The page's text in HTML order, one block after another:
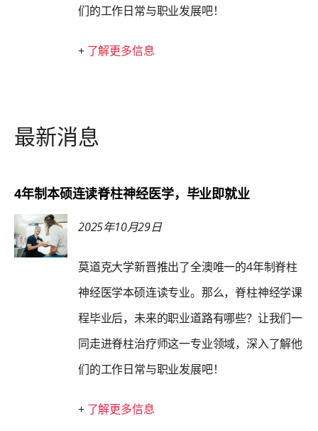
们的工作日常与职业发展吧！
+ 了解更多信息
最新消息
4年制本硕连读脊柱神经医学，毕业即就业
2025年10月29日
莫道克大学新晋推出了全澳唯一的4年制脊柱
神经医学本硕连读专业。那么，脊柱神经学课
程毕业后，未来的职业道路有哪些？让我们一
同走进脊柱治疗师这一专业领域，深入了解他
们的工作日常与职业发展吧！
+ 了解更多信息